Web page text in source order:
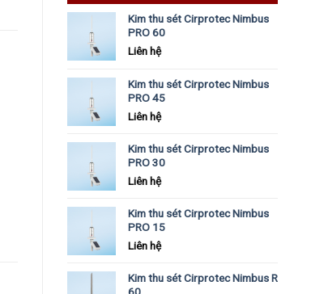
Kim thu sét Cirprotec Nimbus
PRO 60
Liên hệ
Kim thu sét Cirprotec Nimbus
PRO 45
Liên hệ
Kim thu sét Cirprotec Nimbus
PRO 30
Liên hệ
Kim thu sét Cirprotec Nimbus
PRO 15
Liên hệ
Kim thu sét Cirprotec Nimbus R
60